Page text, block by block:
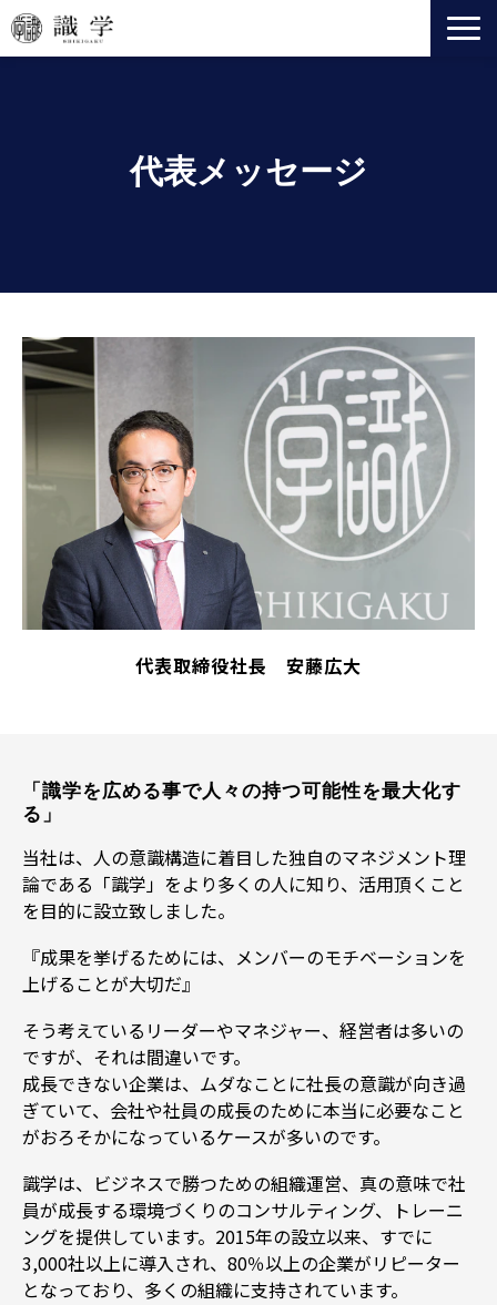
法人向けサービス
代表メッセージ
代表取締役社長 安藤広大
「識学を広める事で人々の持つ可能性を最大化す
る」
当社は、人の意識構造に着目した独自のマネジメント理
論である「識学」をより多くの人に知り、活用頂くこと
を目的に設立致しました。
『成果を挙げるためには、メンバーのモチベーションを
上げることが大切だ』
そう考えているリーダーやマネジャー、経営者は多いの
ですが、それは間違いです。
成長できない企業は、ムダなことに社長の意識が向き過
ぎていて、会社や社員の成長のために本当に必要なこと
がおろそかになっているケースが多いのです。
識学は、ビジネスで勝つための組織運営、真の意味で社
員が成長する環境づくりのコンサルティング、トレーニ
ングを提供しています。2015年の設立以来、すでに
3,000社以上に導入され、80％以上の企業がリピーター
となっており、多くの組織に支持されています。